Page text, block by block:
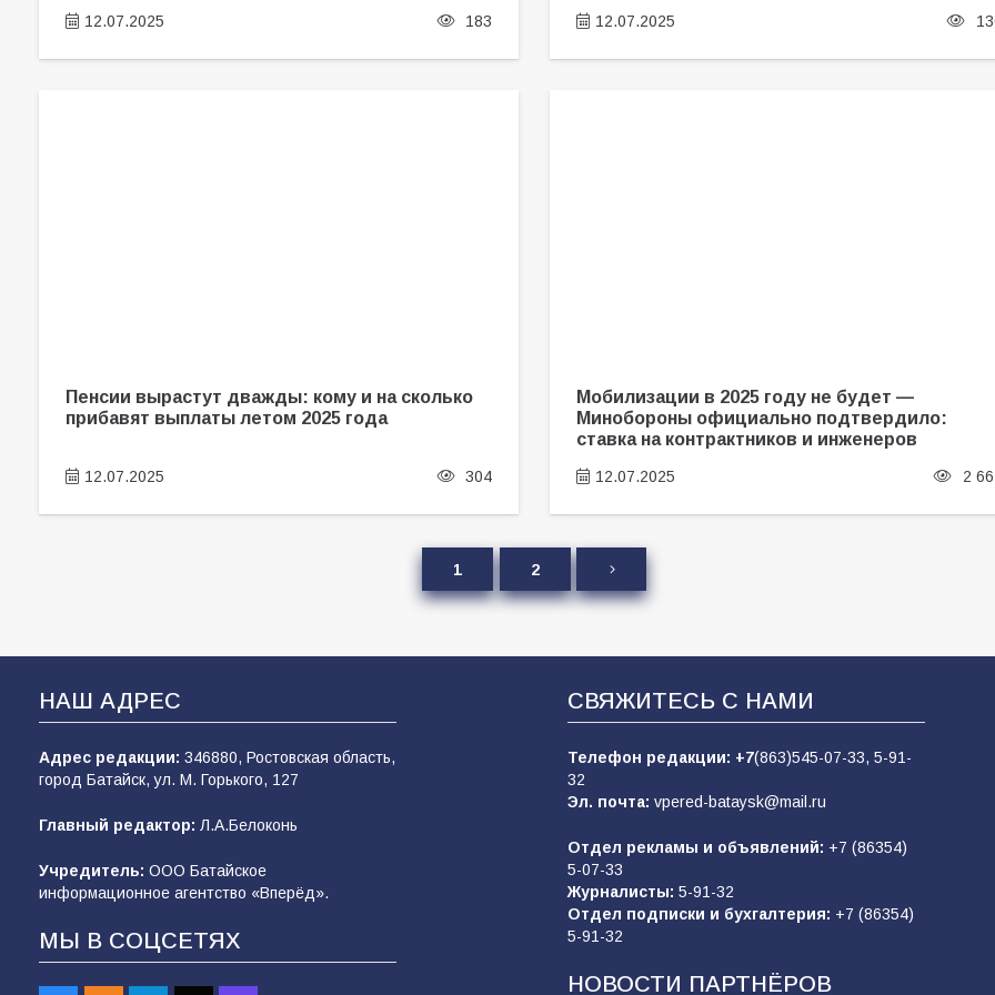
12.07.2025 183 12.07.2025
Пенсии вырастут дважды: кому и на сколько
прибавят выплаты летом 2025 года
12.07.2025 304
Мобилизации в 2025 году не будет —
Минобороны официально подтвердило:
ставка на контрактников и инженеров
12.07.2025 2
1 2
НАШ АДРЕС
Адрес редакции: 346880, Ростовская область,
город Батайск, ул. М. Горького, 127
Главный редактор: Л.А.Белоконь
Учредитель: ООО Батайское
информационное агентство «Вперёд».
МЫ В СОЦСЕТЯХ
СВЯЖИТЕСЬ С НАМИ
Телефон редакции: +7(863)545-07-33, 5-91-
32
Эл. почта: vpered-bataysk@mail.ru
Отдел рекламы и объявлений: +7 (86354)
5-07-33
Журналисты: 5-91-32
Отдел подписки и бухгалтерия: +7 (86354)
5-91-32
НОВОСТИ ПАРТНЁРОВ